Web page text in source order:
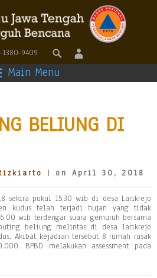
1380-9409
Main Menu
BELIUNG DI
| on April 30, 2018
sekira pukul 15.30 wib di desa Larikrejo
kudus telah terjadi hujan yang tidak
wib terdengar suara gemuruh bersama
beliung melintas di desa larikrejo
Akibat kejadian tersebut 8 rumah rusak
BPBD melakukan assessment pada